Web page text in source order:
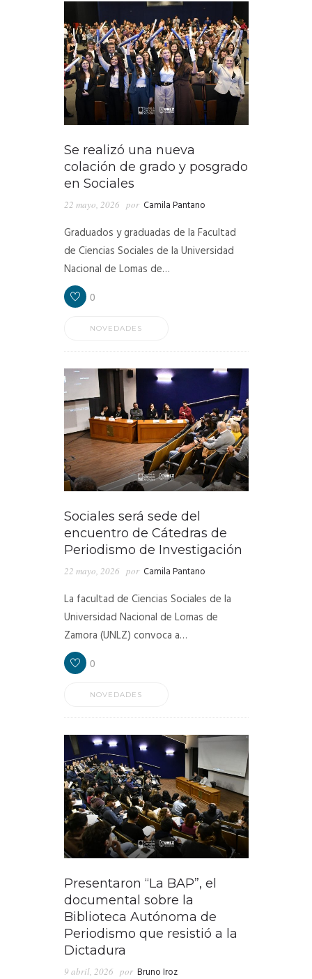
Se realizó una nueva
colación de grado y posgrado
en Sociales
22 mayo, 2026 por Camila Pantano
Graduados y graduadas de la Facultad
de Ciencias Sociales de la Universidad
Nacional de Lomas de…
0
NOVEDADES
Sociales será sede del
encuentro de Cátedras de
Periodismo de Investigación
22 mayo, 2026 por Camila Pantano
La facultad de Ciencias Sociales de la
Universidad Nacional de Lomas de
Zamora (UNLZ) convoca a…
0
NOVEDADES
Presentaron “La BAP”, el
documental sobre la
Biblioteca Autónoma de
Periodismo que resistió a la
Dictadura
9 abril, 2026 por Bruno Iroz